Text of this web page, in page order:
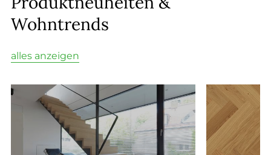
Wohntrends
alles anzeigen